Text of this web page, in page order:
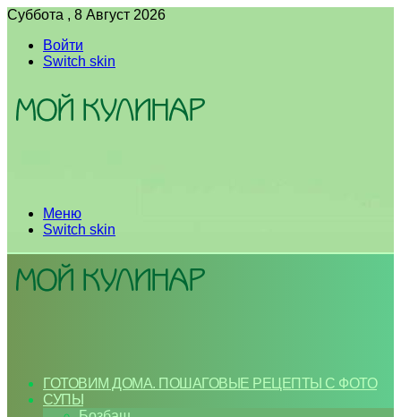
Суббота , 8 Август 2026
Войти
Switch skin
Меню
Switch skin
ГОТОВИМ ДОМА. ПОШАГОВЫЕ РЕЦЕПТЫ С ФОТО
СУПЫ